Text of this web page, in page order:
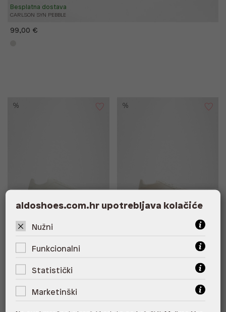
CARLSON SYN PEBBLE
Besplatna dostava
99,00 €
%
*najniža cijena u prethodnih 30
dana 79,00 €
Štediš 7,90 €!
Besplatna dostava
%
*najniža cijena u prethodnih 30
aldoshoes.com.hr upotrebljava kolačiće
Nužni
Funkcionalni
Statistički
Marketinški